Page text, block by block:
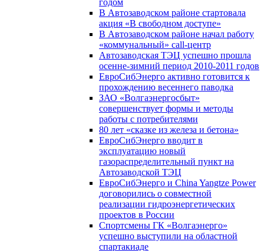
годом
В Автозаводском районе стартовала
акция «В свободном доступе»
В Автозаводском районе начал работу
«коммунальный» call-центр
Автозаводская ТЭЦ успешно прошла
осенне-зимний период 2010-2011 годов
ЕвроСибЭнерго активно готовится к
прохождению весеннего паводка
ЗАО «Волгаэнергосбыт»
совершенствует формы и методы
работы с потребителями
80 лет «сказке из железа и бетона»
ЕвроСибЭнерго вводит в
эксплуатацию новый
газораспределительный пункт на
Автозаводской ТЭЦ
ЕвроСибЭнерго и China Yangtze Power
договорились о совместной
реализации гидроэнергетических
проектов в России
Спортсмены ГК «Волгаэнерго»
успешно выступили на областной
спартакиаде